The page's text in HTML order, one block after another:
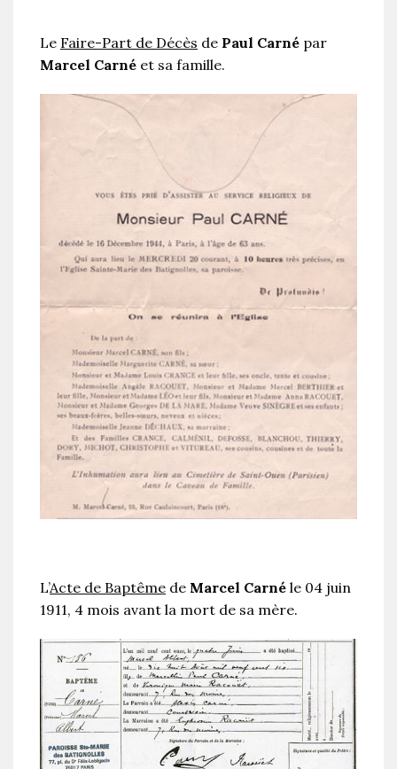
Le Faire-Part de Décès de Paul Carné par
Marcel Carné et sa famille.
L’Acte de Baptême de Marcel Carné le 04 juin
1911, 4 mois avant la mort de sa mère.